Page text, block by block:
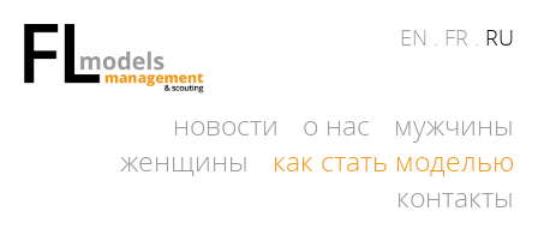
EN . FR . RU
новости о нас
мужчины
женщины
как стать моделью
контакты